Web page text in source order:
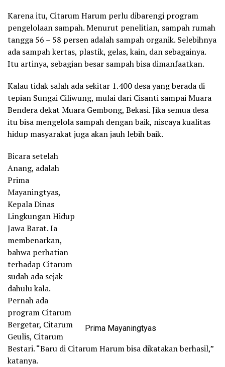
Karena itu, Citarum Harum perlu dibarengi program
pengelolaan sampah. Menurut penelitian, sampah rumah
tangga 56 – 58 persen adalah sampah organik. Selebihnya
ada sampah kertas, plastik, gelas, kain, dan sebagainya.
Itu artinya, sebagian besar sampah bisa dimanfaatkan.
Kalau tidak salah ada sekitar 1.400 desa yang berada di
tepian Sungai Ciliwung, mulai dari Cisanti sampai Muara
Bendera dekat Muara Gembong, Bekasi. Jika semua desa
itu bisa mengelola sampah dengan baik, niscaya kualitas
hidup masyarakat juga akan jauh lebih baik.
Prima Mayaningtyas
Bicara setelah
Anang, adalah
Prima
Mayaningtyas,
Kepala Dinas
Lingkungan Hidup
Jawa Barat. Ia
membenarkan,
bahwa perhatian
terhadap Citarum
sudah ada sejak
dahulu kala.
Pernah ada
program Citarum
Bergetar, Citarum
Geulis, Citarum
Bestari. “Baru di Citarum Harum bisa dikatakan berhasil,”
katanya.